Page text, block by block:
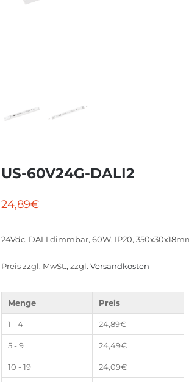
US-60V24G-DALI2
24,89€
24Vdc, DALI dimmbar, 60W, IP20,
Preis zzgl. MwSt., zzgl. Versandkosten
Menge Preis
1 - 4 24,89€
5 - 9 24,49€
10 - 19 24,09€